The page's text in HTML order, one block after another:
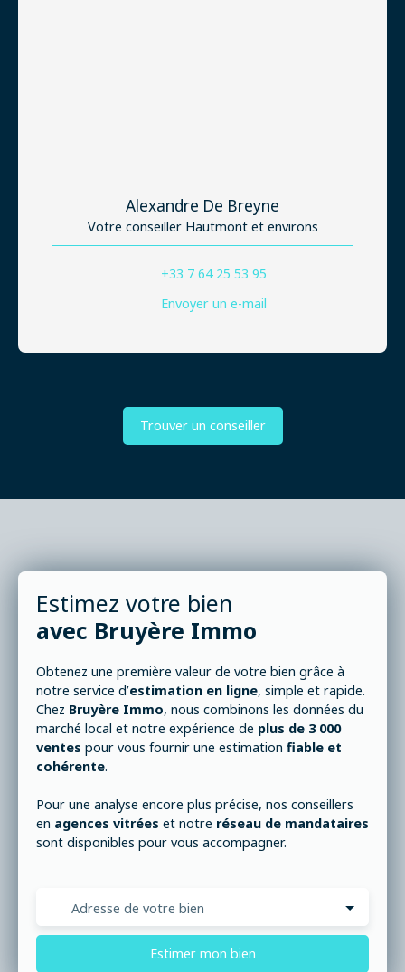
Alexandre De Breyne
Votre conseiller Hautmont et environs
+33 7 64 25 53 95
Envoyer un e-mail
Trouver un conseiller
Estimez votre bien
avec Bruyère Immo
Obtenez une première valeur de votre bien grâce à
notre service d’estimation en ligne, simple et rapide.
Chez Bruyère Immo, nous combinons les données du
marché local et notre expérience de plus de 3 000
ventes pour vous fournir une estimation fiable et
cohérente.
Pour une analyse encore plus précise, nos conseillers
en agences vitrées et notre réseau de mandataires
sont disponibles pour vous accompagner.
Adresse de votre bien
Estimer mon bien